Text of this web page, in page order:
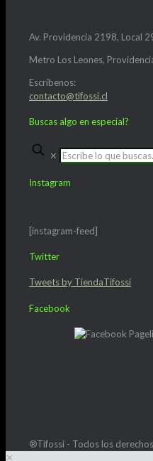
Av. Providencia 2198, Local
Metro Los Leones,
Escríbenos:
contacto@tifossi.cl
Buscas algo en especial?
✕
Instagram
[instagram-feed]
Twitter
Tweets by TiendaTifossi
Facebook
®Tifossi - Todos los
✕